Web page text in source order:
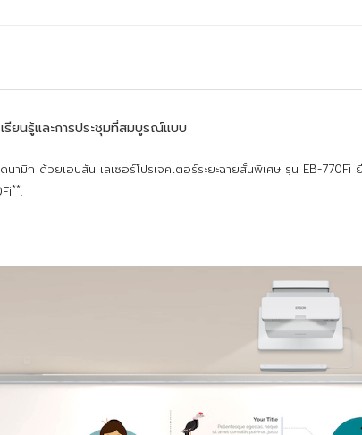
ยนรู้และการประชุมที่สมบูรณ์แบบ
ามิก ด้วยเอปสัน เลเซอร์โปรเจคเตอร์ระยะฉายสั้นพิเศษ รุ่น EB-
**.